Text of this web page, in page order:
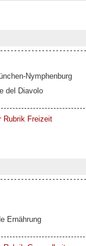
Kreativität fördern
Anzahl digitaler
und Val Grande, die
Theater
Nymphenburg
del Diavolo
Rubrik Freizeit
Ernährung